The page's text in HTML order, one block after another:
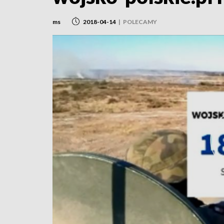
ms 2018-04-14 | POLECAMY